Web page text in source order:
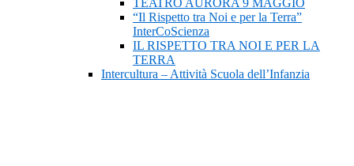
TEATRO AURORA 9 MAGGIO
“Il Rispetto tra Noi e per la Terra”
InterCoScienza
IL RISPETTO TRA NOI E PER LA
TERRA
Intercultura – Attività Scuola dell’Infanzia